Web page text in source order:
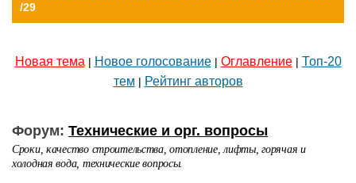
/29
Новая тема | Новое голосование| Оглавление| Топ-20
тем | Рейтинг авторов
Форум: Технические и орг. вопросы
Сроки, качество строительства, отопление, лифты, горячая и
холодная вода, технические вопросы.